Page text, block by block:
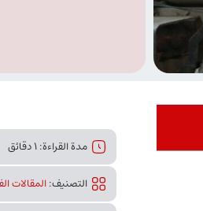
مدة القراءة: 1 دقائق
التصنیف:المقالات